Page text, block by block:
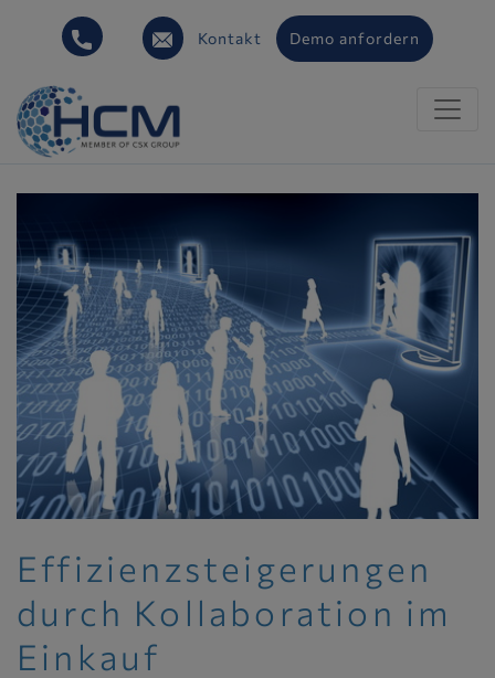
Kontakt Demo anfordern
Effizienzsteigerungen
durch Kollaboration im
Einkauf